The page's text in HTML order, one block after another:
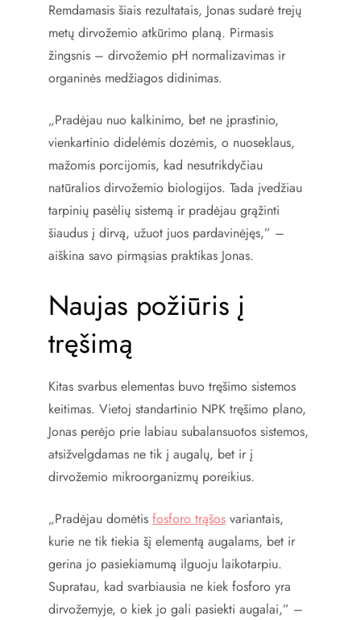
Remdamasis šiais rezultatais, Jonas sudarė trejų
metų dirvožemio atkūrimo planą. Pirmasis
žingsnis – dirvožemio pH normalizavimas ir
organinės medžiagos didinimas.
„Pradėjau nuo kalkinimo, bet ne įprastinio,
vienkartinio didelėmis dozėmis, o nuoseklaus,
mažomis porcijomis, kad nesutrikdyčiau
natūralios dirvožemio biologijos. Tada įvedžiau
tarpinių pasėlių sistemą ir pradėjau grąžinti
šiaudus į dirvą, užuot juos pardavinėjęs,” –
aiškina savo pirmąsias praktikas Jonas.
Naujas požiūris į
tręšimą
Kitas svarbus elementas buvo tręšimo sistemos
keitimas. Vietoj standartinio NPK tręšimo plano,
Jonas perėjo prie labiau subalansuotos sistemos,
atsižvelgdamas ne tik į augalų, bet ir į
dirvožemio mikroorganizmų poreikius.
„Pradėjau domėtis fosforo trąšos variantais,
kurie ne tik tiekia šį elementą augalams, bet ir
gerina jo pasiekiamumą ilguoju laikotarpiu.
Supratau, kad svarbiausia ne kiek fosforo yra
dirvožemyje, o kiek jo gali pasiekti augalai,” –